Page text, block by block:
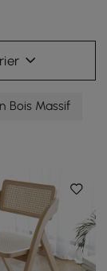
Bois Massif